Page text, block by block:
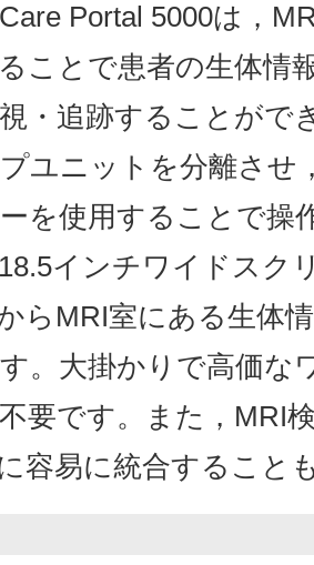
Portal 5000は，
ことで患者の生体情
・追跡することがで
ユニットを分離させ
を使用することで操
インチワイドスク
らMRI室にある生体
。大掛かりで高価な
要です。また，MRI
容易に統合すること